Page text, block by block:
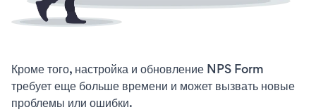
Кроме того, настройка и обновление NPS Form
требует еще больше времени и может вызвать новые
проблемы или ошибки.